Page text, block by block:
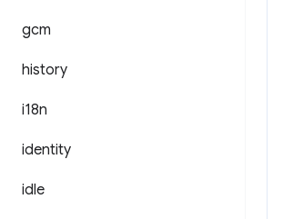
gcm
history
i18n
identity
idle